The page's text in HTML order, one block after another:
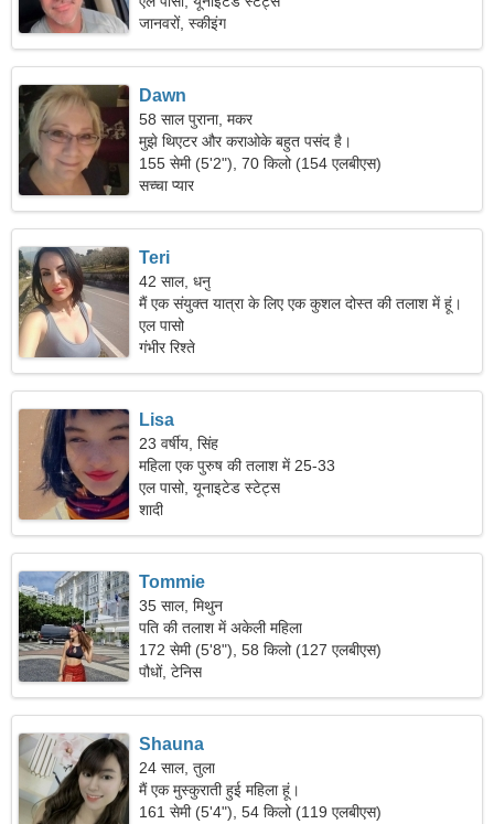
जानवरों, स्कीइंग
Dawn
58 साल पुराना, मकर
मुझे थिएटर और कराओके बहुत पसंद है।
155 सेमी (5'2"), 70 किलो (154 एलबीएस)
सच्चा प्यार
Teri
42 साल, धनु
मैं एक संयुक्त यात्रा के लिए एक कुशल दोस्त की तलाश में हूं।
एल पासो
गंभीर रिश्ते
Lisa
23 वर्षीय, सिंह
महिला एक पुरुष की तलाश में 25-33
एल पासो, यूनाइटेड स्टेट्स
शादी
Tommie
35 साल, मिथुन
पति की तलाश में अकेली महिला
172 सेमी (5'8"), 58 किलो (127 एलबीएस)
पौधों, टेनिस
Shauna
24 साल, तुला
मैं एक मुस्कुराती हुई महिला हूं।
161 सेमी (5'4"), 54 किलो (119 एलबीएस)